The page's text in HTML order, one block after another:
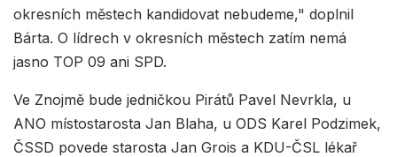
okresních městech kandidovat nebudeme," doplnil
Bárta. O lídrech v okresních městech zatím nemá
jasno TOP 09 ani SPD.
Ve Znojmě bude jedničkou Pirátů Pavel Nevrkla, u
ANO místostarosta Jan Blaha, u ODS Karel Podzimek,
ČSSD povede starosta Jan Grois a KDU-ČSL lékař